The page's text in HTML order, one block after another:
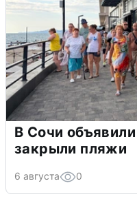
В Сочи
закрыли пляжи
6 августа 0